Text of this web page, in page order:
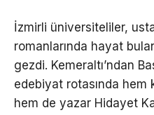
İzmirli üniversiteliler,
romanlarında hayat
gezdi. Kemeraltı’ndan
edebiyat rotasında hem
hem de yazar Hidayet